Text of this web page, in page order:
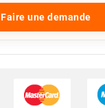
Faire une demande